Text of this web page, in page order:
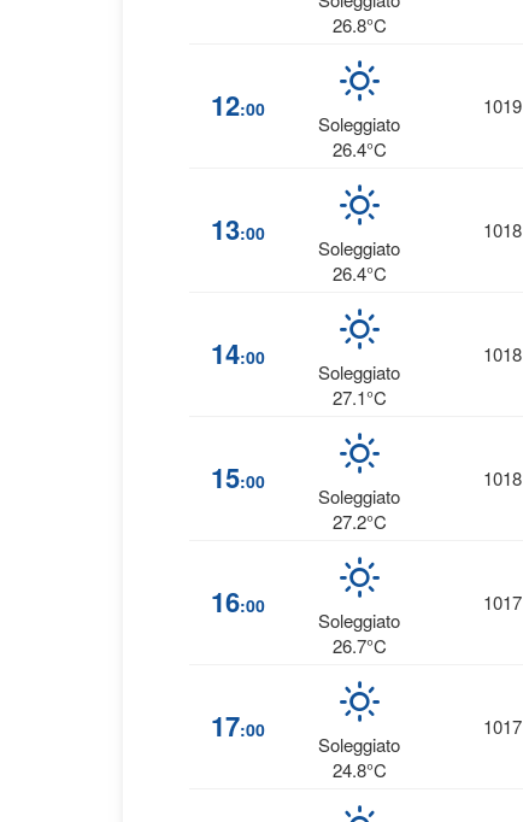
26.8°C
12:00
Soleggiato
26.4°C
1019
13:00
Soleggiato
26.4°C
1018
14:00
Soleggiato
27.1°C
1018
15:00
Soleggiato
27.2°C
1018
16:00
Soleggiato
26.7°C
1017
17:00
Soleggiato
24.8°C
1017